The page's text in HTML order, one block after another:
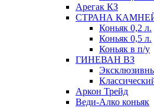
Арегак КЗ
СТРАНА
Коньяк 0,2 л.
Коньяк 0,5 л.
Коньяк в п/у
ГИНЕВАН ВЗ
Аркон Трейд
Веди-Алко коньяк